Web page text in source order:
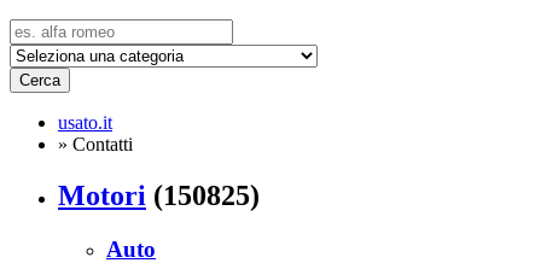
Cerca
usato.it
» Contatti
Motori (150825)
Auto